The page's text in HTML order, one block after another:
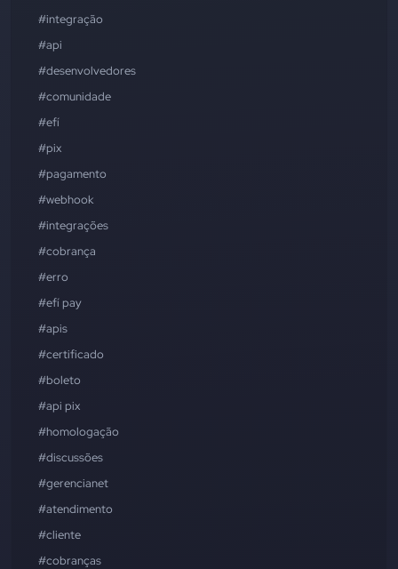
#integração
#api
#desenvolvedores
#comunidade
#efí
#pix
#pagamento
#webhook
#integrações
#cobrança
#erro
#efí pay
#apis
#certificado
#boleto
#api pix
#homologação
#discussões
#gerencianet
#atendimento
#cliente
#cobranças